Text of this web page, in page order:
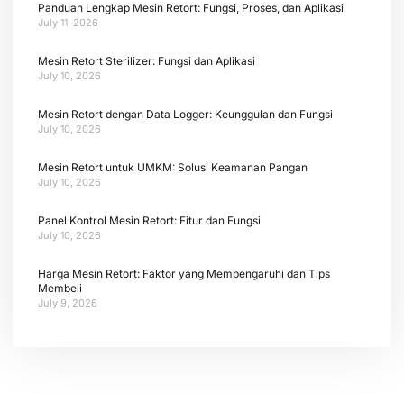
Panduan Lengkap Mesin Retort: Fungsi, Proses, dan Aplikasi
July 11, 2026
Mesin Retort Sterilizer: Fungsi dan Aplikasi
July 10, 2026
Mesin Retort dengan Data Logger: Keunggulan dan Fungsi
July 10, 2026
Mesin Retort untuk UMKM: Solusi Keamanan Pangan
July 10, 2026
Panel Kontrol Mesin Retort: Fitur dan Fungsi
July 10, 2026
Harga Mesin Retort: Faktor yang Mempengaruhi dan Tips
Membeli
July 9, 2026